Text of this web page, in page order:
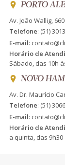
PORTO
Av. João Wallig,
Telefone: (51)
E-mail:
Horário de
Sábado, das 10h
NOVO
Av. Dr. Maurício
Telefone: (51)
E-mail:
Horário de
a quinta, das